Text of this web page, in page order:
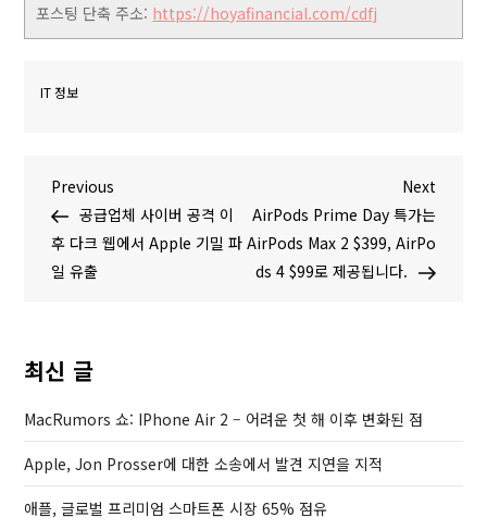
포스팅 단축 주소: https://hoyafinancial.com/cdfj
IT 정보
글
탐
P
r
e
v
s
P
o
s
Previous
공급업체 사이버 공격 이
후 다크 웹에서 Apple 기밀 파
일 유출
N
e
x
t
Next
AirPods Prime Day 특가는
AirPods Max 2 $399, AirPo
ds 4 $99로 제공됩니다.
최신 글
MacRumors 쇼: IPhone Air 2 – 어려운 첫 해 이후 변화된 점
Apple, Jon Prosser에 대한 소송에서 발견 지연을 지적
애플, 글로벌 프리미엄 스마트폰 시장 65% 점유